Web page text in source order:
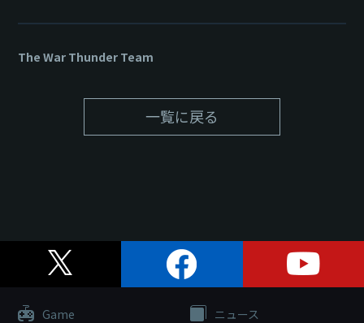
The War Thunder Team
一覧に戻る
Game
ニュース